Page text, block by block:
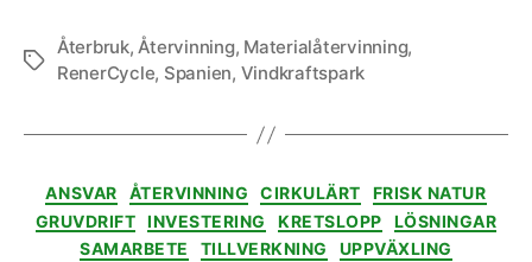
Etiketter
Återbruk,Återvinning, Materialåtervinning,
RenerCycle, Spanien, Vindkraftspark
Kategorier
ANSVAR ÅTERVINNING CIRKULÄRT
FRISK NATUR
GRUVDRIFT
INVESTERING KRETSLOPP
LÖSNINGAR
SAMARBETE
TILLVERKNING UPPVÄXLING